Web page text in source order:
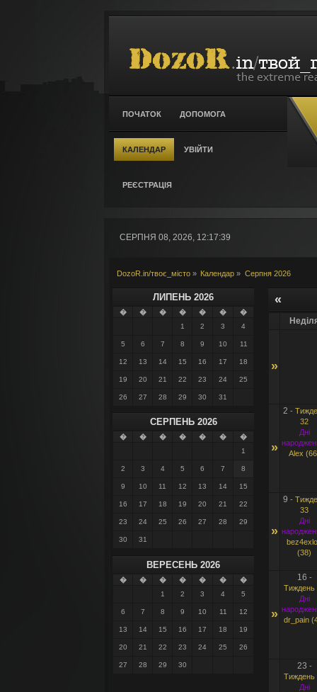
ПОЧАТОК ДОПОМОГА
КАЛЕНДАР УВІЙТИ
РЕЄСТРАЦІЯ
СЕРПНЯ 08, 2026, 12:17:39
DozoR.in/твоє_місто » Календар » Серпня 2026
ЛИПЕНЬ 2026
� � � � � �
�
1
2 3 4
5 6 7 8 9 10 11
12 13 14 15 16 17 18
19 20 21 22 23 24 25
26 27 28 29 30 31
СЕРПЕНЬ 2026
� � � � � �
�
1
2 3 4 5 6 7 8
9 10 11 12 13 14 15
16 17 18 19 20 21 22
23 24 25 26 27 28 29
30 31
ВЕРЕСЕНЬ 2026
� � � � � �
�
1
2 3 4 5
6 7 8 9 10 11 12
13 14 15 16 17 18 19
20 21 22 23 24 25 26
27 28 29 30
«
»
»
2 -
32
Дні
Alex
»
9 -
33
Дні
(38)
»
16 -
Тиждень
Дні
dr_pain
23 -
Тиждень
Дні